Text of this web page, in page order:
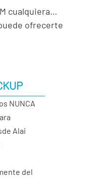
cualquiera…
ofrecerte
NUNCA
Alai
del